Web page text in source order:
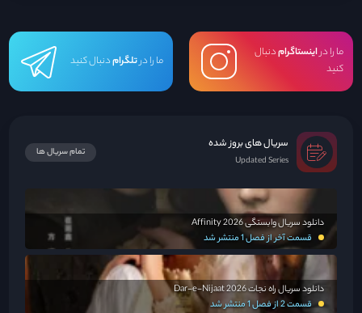
ما را دراینستاگرامدنبال
کنید
ما را درتلگرامدنبال کنید
سریال های بروز شده
Updated Series
تمام سریال ها
دانلود سریال وابستگی Affinity 2026
قسمت آخر از فصل 1 منتشر شد
دانلود سریال راه نجات Dar-e-Nijaat 2026
قسمت 2 از فصل 1 منتشر شد